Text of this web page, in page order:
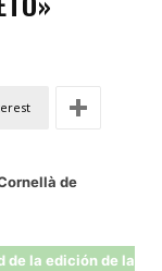
de
de la edición de la